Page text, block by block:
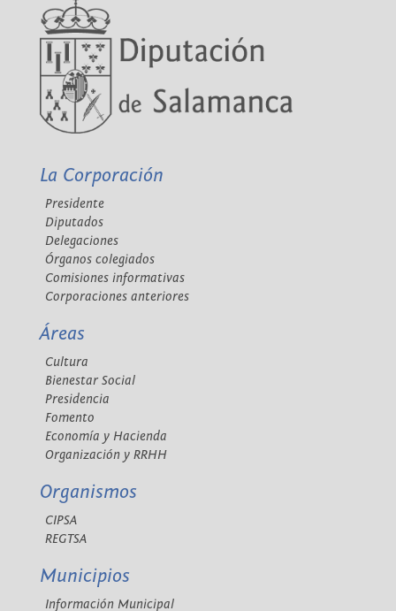
La Corporación
Presidente
Diputados
Delegaciones
Órganos colegiados
Comisiones informativas
Corporaciones anteriores
Áreas
Cultura
Bienestar Social
Presidencia
Fomento
Economía y Hacienda
Organización y RRHH
Organismos
CIPSA
REGTSA
Municipios
Información Municipal